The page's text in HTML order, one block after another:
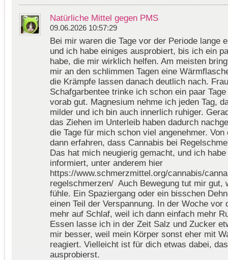
Natürliche Mittel gegen PMS
09.06.2026 10:57:29
Bei mir waren die Tage vor der Periode lange
und ich habe einiges ausprobiert, bis ich ein
habe, die mir wirklich helfen. Am meisten
mir an den schlimmen Tagen eine
die Krämpfe lassen danach deutlich nach.
Schafgarbentee trinke ich schon ein paar
vorab gut. Magnesium nehme ich jeden Tag,
milder und ich bin auch innerlich ruhiger.
das Ziehen im Unterleib haben dadurch
die Tage für mich schon viel angenehmer.
dann erfahren, dass Cannabis bei
Das hat mich neugierig gemacht, und ich
informiert, unter anderem hier
https://www.schmerzmittel.org/cannabis/
regelschmerzen/ Auch Bewegung tut mir gut,
fühle. Ein Spaziergang oder ein bisschen
einen Teil der Verspannung. In der Woche vor
mehr auf Schlaf, weil ich dann einfach mehr
Essen lasse ich in der Zeit Salz und Zucker
mir besser, weil mein Körper sonst eher mit
reagiert. Vielleicht ist für dich etwas dabei,
ausprobierst.